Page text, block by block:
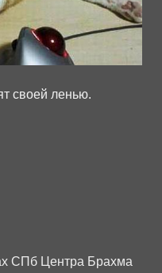
своей ленью.
СПб Центра Брахма